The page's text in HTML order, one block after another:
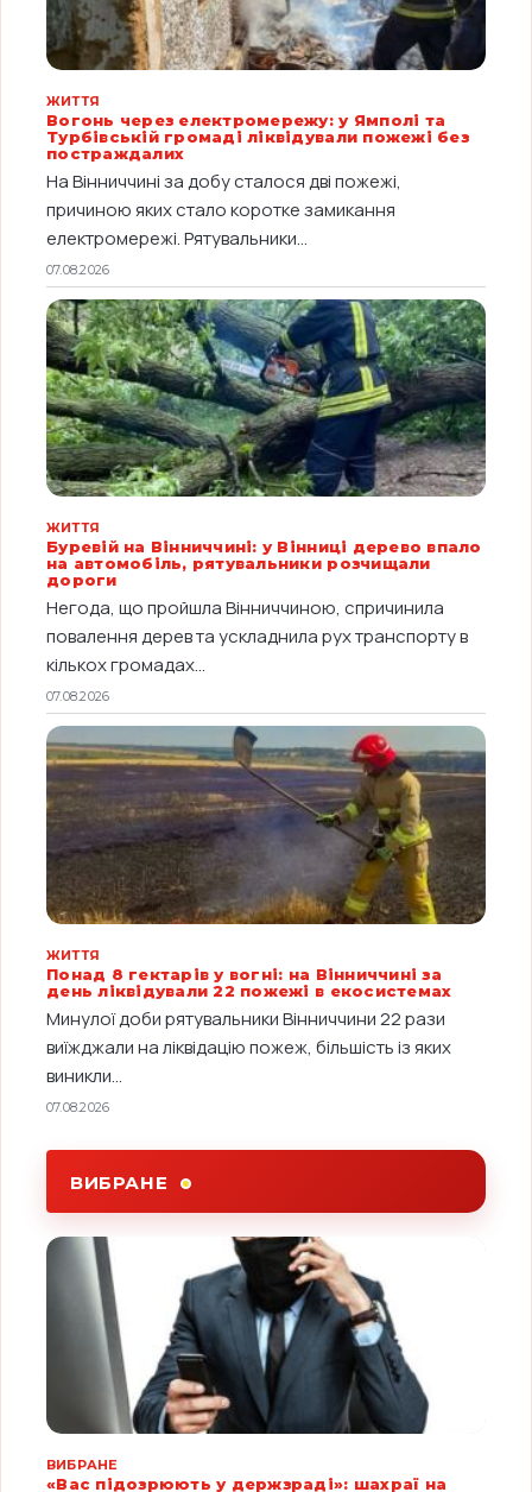
ЖИТТЯ
Вогонь через електромережу: у Ямполі та
Турбівській громаді ліквідували пожежі без
постраждалих
На Вінниччині за добу сталося дві пожежі,
причиною яких стало коротке замикання
електромережі. Рятувальники...
07.08.2026
ЖИТТЯ
Буревій на Вінниччині: у Вінниці дерево впало
на автомобіль, рятувальники розчищали
дороги
Негода, що пройшла Вінниччиною, спричинила
повалення дерев та ускладнила рух транспорту в
кількох громадах...
07.08.2026
ЖИТТЯ
Понад 8 гектарів у вогні: на Вінниччині за
день ліквідували 22 пожежі в екосистемах
Минулої доби рятувальники Вінниччини 22 рази
виїжджали на ліквідацію пожеж, більшість із яких
виникли...
07.08.2026
ВИБРАНЕ
ВИБРАНЕ
«Вас підозрюють у держзраді»: шахраї на